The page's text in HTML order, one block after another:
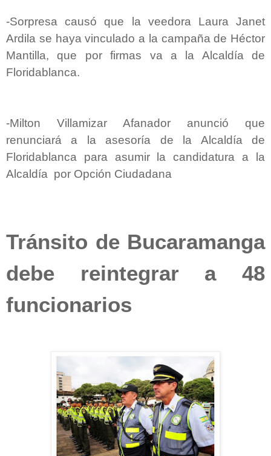
-Sorpresa causó que la veedora Laura Janet
Ardila se haya vinculado a la campaña de Héctor
Mantilla, que por firmas va a la Alcaldía de
Floridablanca.
-Milton Villamizar Afanador anunció que
renunciará a la asesoría de la Alcaldía de
Floridablanca para asumir la candidatura a la
Alcaldía por Opción Ciudadana
Tránsito de Bucaramanga
debe reintegrar a 48
funcionarios